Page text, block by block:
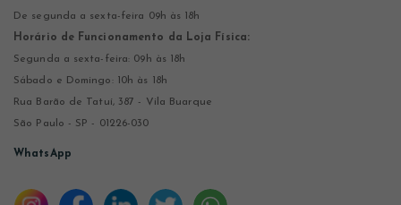
De segunda a sexta-feira 09h às 18h
Horário de Funcionamento da Loja Física:
Segunda a sexta-feira: 09h às 18h
Sábado e Domingo: 10h às 18h
Rua Barão de Tatuí, 387 - Vila Buarque
São Paulo - SP - 01226-030
WhatsApp